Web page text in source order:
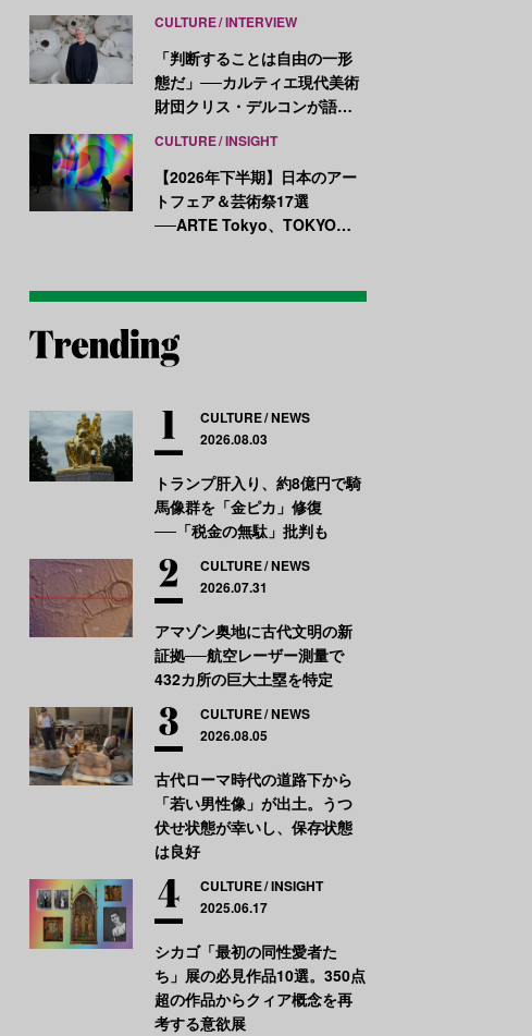
CULTURE INTERVIEW
「判断することは自由の一形
態だ」──カルティエ現代美術
財団クリス・デルコンが語
CULTURE INSIGHT
【2026年下半期】日本のアー
トフェア＆芸術祭17選
──ARTE Tokyo、TOKYO
CULTURE NEWS
2026.08.03
トランプ肝入り、約8億円で騎
馬像群を「金ピカ」修復
──「税金の無駄」批判も
CULTURE NEWS
2026.07.31
アマゾン奥地に古代文明の新
証拠──航空レーザー測量で
432カ所の巨大土塁を特定
CULTURE NEWS
2026.08.05
古代ローマ時代の道路下から
「若い男性像」が出土。うつ
伏せ状態が幸いし、保存状態
は良好
CULTURE INSIGHT
2025.06.17
シカゴ「最初の同性愛者た
ち」展の必見作品10選。350点
超の作品からクィア概念を再
考する意欲展